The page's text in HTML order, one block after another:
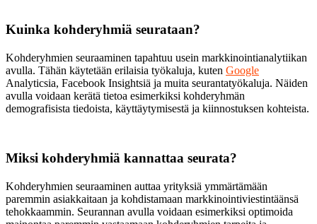
Kuinka kohderyhmiä seurataan?
Kohderyhmien seuraaminen tapahtuu usein markkinointianalytiikan
avulla. Tähän käytetään erilaisia työkaluja, kuten Google
Analyticsia, Facebook Insightsiä ja muita seurantatyökaluja. Näiden
avulla voidaan kerätä tietoa esimerkiksi kohderyhmän
demografisista tiedoista, käyttäytymisestä ja kiinnostuksen kohteista.
Miksi kohderyhmiä kannattaa seurata?
Kohderyhmien seuraaminen auttaa yrityksiä ymmärtämään
paremmin asiakkaitaan ja kohdistamaan markkinointiviestintäänsä
tehokkaammin. Seurannan avulla voidaan esimerkiksi optimoida